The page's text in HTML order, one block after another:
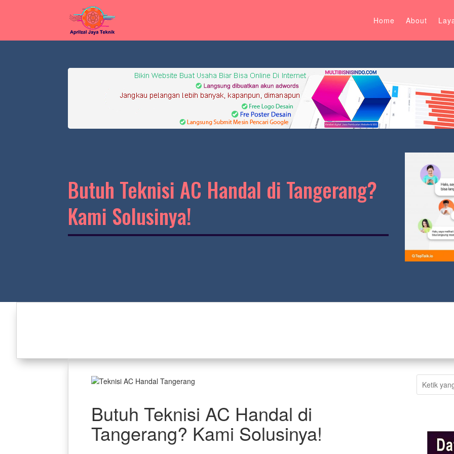
Home About
Butuh Teknisi AC Handal di Tangerang?
Kami Solusinya!
Butuh Teknisi AC Handal di
Tangerang? Kami Solusinya!